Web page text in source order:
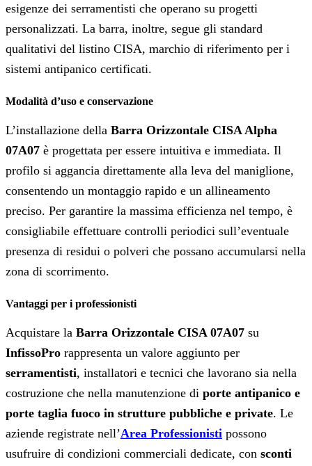
esigenze dei serramentisti che operano su progetti
personalizzati. La barra, inoltre, segue gli standard
qualitativi del listino CISA, marchio di riferimento per i
sistemi antipanico certificati.
Modalità d’uso e conservazione
L’installazione della Barra Orizzontale CISA Alpha
07A07 è progettata per essere intuitiva e immediata. Il
profilo si aggancia direttamente alla leva del maniglione,
consentendo un montaggio rapido e un allineamento
preciso. Per garantire la massima efficienza nel tempo, è
consigliabile effettuare controlli periodici sull’eventuale
presenza di residui o polveri che possano accumularsi nella
zona di scorrimento.
Vantaggi per i professionisti
Acquistare la Barra Orizzontale CISA 07A07 su
InfissoPro rappresenta un valore aggiunto per
serramentisti, installatori e tecnici che lavorano sia nella
costruzione che nella manutenzione di porte antipanico e
porte taglia fuoco in strutture pubbliche e private. Le
aziende registrate nell’Area Professionisti possono
usufruire di condizioni commerciali dedicate, con sconti